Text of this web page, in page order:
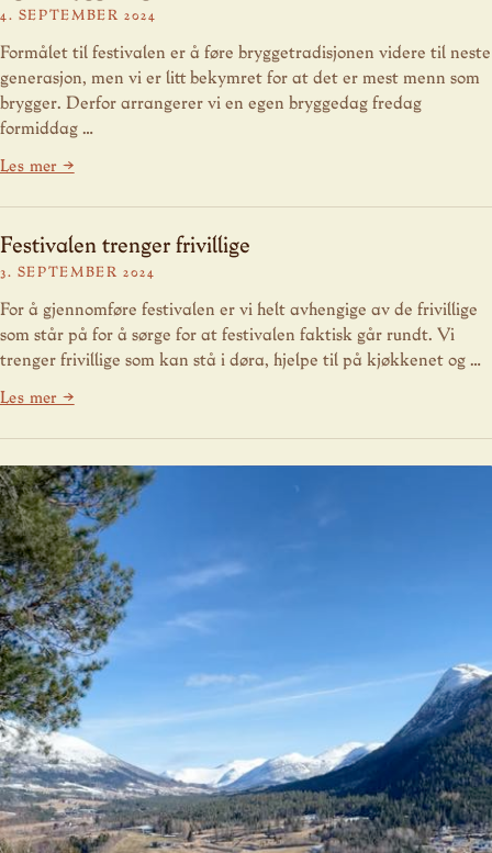
4. SEPTEMBER 2024
Formålet til festivalen er å føre bryggetradisjonen videre til neste
generasjon, men vi er litt bekymret for at det er mest menn som
brygger. Derfor arrangerer vi en egen bryggedag fredag
formiddag …
Les mer →
Festivalen trenger frivillige
3. SEPTEMBER 2024
For å gjennomføre festivalen er vi helt avhengige av de frivillige
som står på for å sørge for at festivalen faktisk går rundt. Vi
trenger frivillige som kan stå i døra, hjelpe til på kjøkkenet og …
Les mer →